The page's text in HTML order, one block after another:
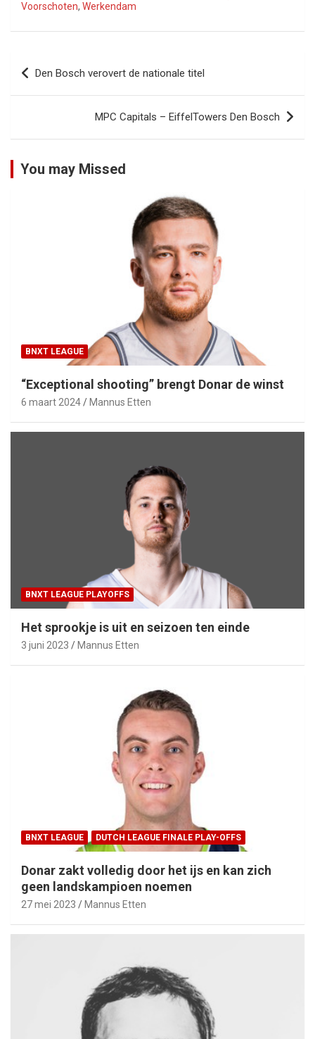
Voorschoten, Werkendam
Bericht
navigatie
Den Bosch verovert de nationale titel
MPC Capitals – EiffelTowers Den Bosch
You may Missed
BNXT LEAGUE
“Exceptional shooting” brengt Donar de winst
6 maart 2024 Mannus Etten
BNXT LEAGUE PLAYOFFS
Het sprookje is uit en seizoen ten einde
3 juni 2023 Mannus Etten
BNXT LEAGUE DUTCH LEAGUE FINALE PLAY-OFFS
Donar zakt volledig door het ijs en kan zich
geen landskampioen noemen
27 mei 2023 Mannus Etten